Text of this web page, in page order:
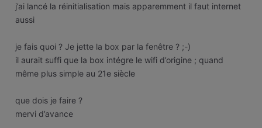
j’ai lancé la réinitialisation mais apparemment il faut internet
aussi
je fais quoi ? Je jette la box par la fenêtre ? ;-)
il aurait suffi que la box intégre le wifi d’origine ; quand
même plus simple au 21e siècle
que dois je faire ?
mervi d’avance